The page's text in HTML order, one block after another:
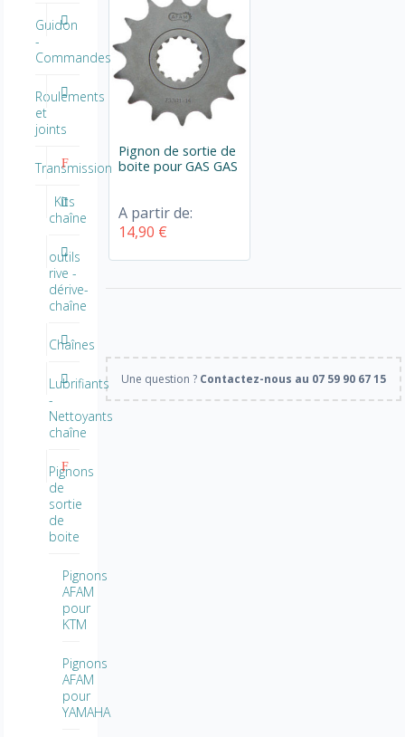
Pignon de sortie de
boite pour GAS GAS
A partir de:
14,90 €
Une question ? Contactez-nous au 07 59 90 67 15
Guidon
-
Commandes
Roulements
et
joints
Transmission
Kits
chaîne
outils
rive -
dérive-
chaîne
Chaînes
Lubrifiants
-
Nettoyants
chaîne
Pignons
de
sortie
de
boite
Pignons
AFAM
pour
KTM
Pignons
AFAM
pour
YAMAHA